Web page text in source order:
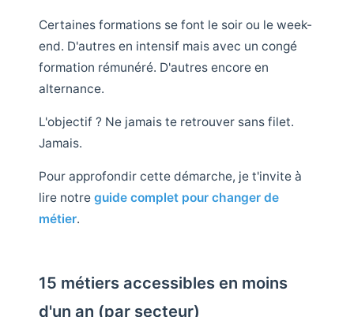
Certaines formations se font le soir ou le week-
end. D'autres en intensif mais avec un congé
formation rémunéré. D'autres encore en
alternance.
L'objectif ? Ne jamais te retrouver sans filet.
Jamais.
Pour approfondir cette démarche, je t'invite à
lire notre guide complet pour changer de
métier.
15 métiers accessibles en moins
d'un an (par secteur)